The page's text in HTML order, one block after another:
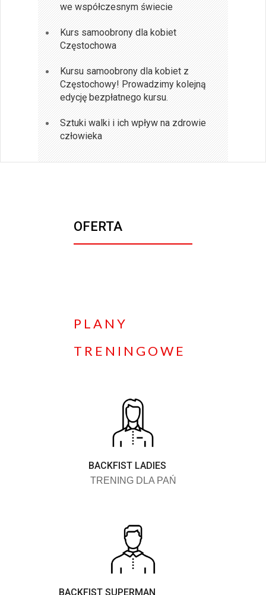
we współczesnym świecie
Kurs samoobrony dla kobiet
Częstochowa
Kursu samoobrony dla kobiet z
Częstochowy! Prowadzimy kolejną
edycję bezpłatnego kursu.
Sztuki walki i ich wpływ na zdrowie
człowieka
OFERTA
PLANY
TRENINGOWE
BACKFIST LADIES
TRENING DLA PAŃ
BACKFIST SUPERMAN